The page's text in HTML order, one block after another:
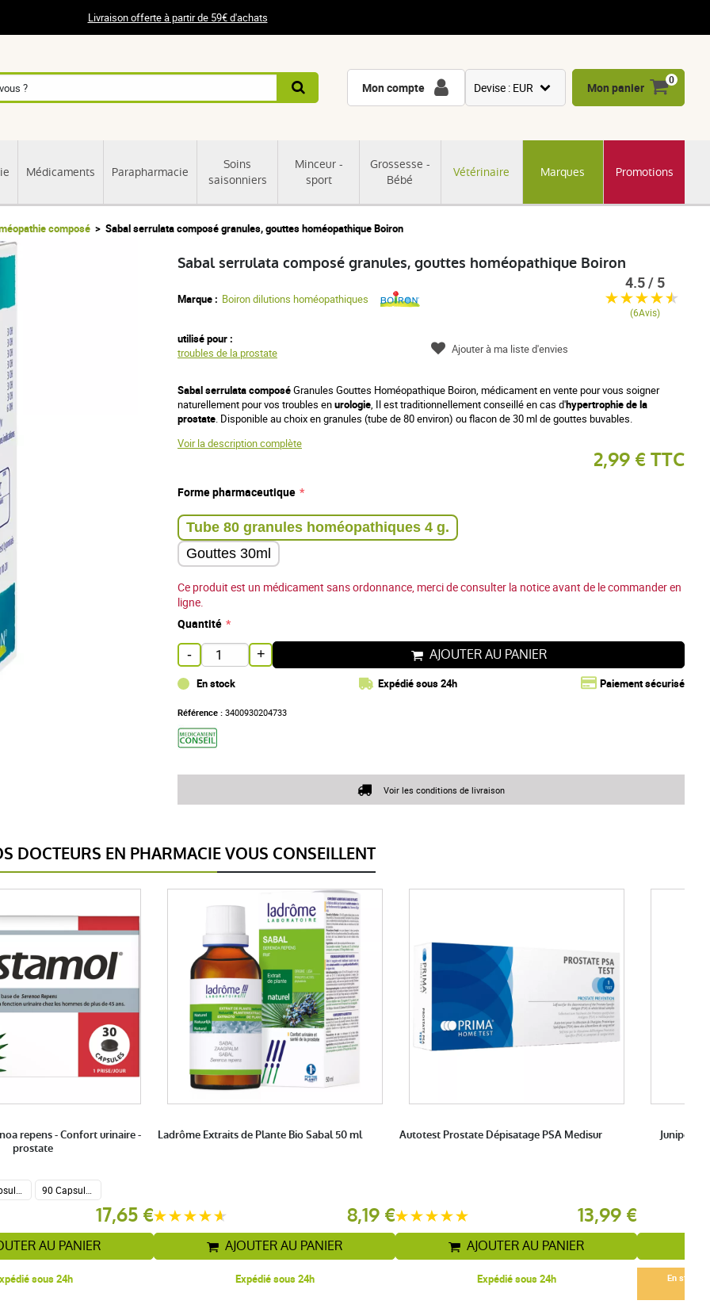
Livraison offerte à partir de 59€ d'achats
Médicaments Parapharmacie
Soins
saisonniers
Minceur -
sport
Grossesse -
Bébé
Vétérinaire Marques Promotions
Mon compte Devise : EUR
CNY
Mon panier
0
composé Sabal serrulata composé granules, gouttes homéopathique Boiron
Sabal serrulata composé granules, gouttes homéopathique Boiron
Marque : Boiron dilutions homéopathiques
utilisé pour :
troubles de la prostate
Sabal serrulata composéGranules Gouttes Homéopathique Boiron, médicament en vente pour vous soigner
naturellement pour vos troubles enurologie, Il est traditionnellement conseillé en cas d'hypertrophie de la
prostate. Disponible au choix en granules (tube de 80 environ) ou flacon de 30 ml de gouttes buvables.
Voir la description complète
2,99 € TTC
Forme pharmaceutique
Tube 80 granules homéopathiques 4 g.
Gouttes 30ml
Ce produit est un médicament sans ordonnance, merci de consulter la notice avant de le commander en
ligne.
Quantité
- + AJOUTER AU PANIER
En stock Expédié sous 24h Paiement sécurisé
Référence : 3400930204733
4.5 / 5
(6Avis)
Ajouter à ma liste d'envies
Voir les conditions de livraison
DOCTEURS EN PHARMACIE VOUS CONSEILLENT
repens - Confort urinaire -
prostate
17,65 €
AU PANIER
sous 24h
Ladrôme Extraits de Plante Bio Sabal 50 ml
8,19 €
AJOUTER AU PANIER
Expédié sous 24h
Autotest Prostate Dépisatage PSA Medisur
13,99 €
AJOUTER AU PANIER
Expédié sous 24h
Juniperus
En stock -